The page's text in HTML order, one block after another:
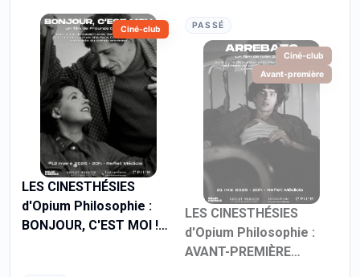
Ciné-club
LES CINESTHÉSIES
d'Opium Philosophie :
BONJOUR, C'EST MOI !
PASSÉ
Ciné-club
Avant-première
LES CINESTHÉSIES
d'Opium Philosophie :
AVANT-PREMIÈRE